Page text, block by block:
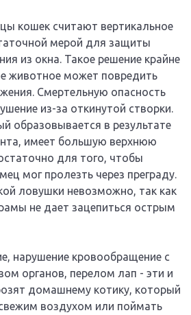
кошек считают вертикальное
мерой для защиты
из окна. Такое решение крайне
животное может повредить
Смертельную опасность
из-за откинутой створки.
образовывается в результате
имеет большую верхнюю
для того, чтобы
мог пролезть через преграду.
ловушки невозможно, так как
не дает зацепиться острым
нарушение кровообращение с
органов, перелом лап - эти и
домашнему котику, который
воздухом или поймать